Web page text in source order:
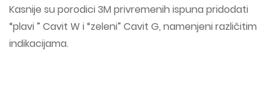
Kasnije su porodici 3M privremenih ispuna pridodati
“plavi ” Cavit W i “zeleni” Cavit G, namenjeni različitim
indikacijama.